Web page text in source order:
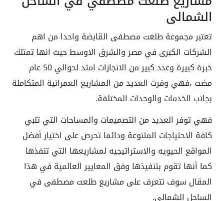
الشمالي
تعتبر مجموعة طلعت مصطفى القابضة واحدا من اهم
الشركات الكبرى في مصر والشرق الاوسط حيث انها تمتلك
خبرة كبيرة وعدد كبير من الانجازات امتد لحوالي 50 عام
مضت ،فهي وفرت العديد من المشاريع العمرانية المتكاملة
بجانب الخدمات والوحدات المختلفة.
فهي توفر العديد من التصميمات والمساحات التي تلبي
كافة الاحتياجات المتنوعة ودائما تحرص على اختيار أفضل
المواقع الحيويه والاستراتيجيه لمشاريعها التي تنفذها
كما أنها تقوم بتنفيذها وفق المعايير العالمية في هذا
المقال سوف نتعرف على مشاريع طلعت مصطفى في
الساحل الشمالي.